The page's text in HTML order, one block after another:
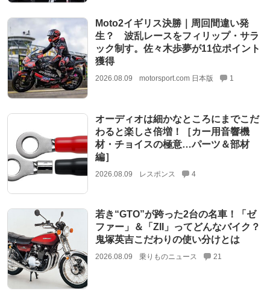
Moto2イギリス決勝｜周回間違い発
生？ 波乱レースをフィリップ・サラ
ック制す。佐々木歩夢が11位ポイント
獲得
2026.08.09 motorsport.com 日本版 1
オーディオは細かなところにまでこだ
わると楽しさ倍増！［カー用音響機
材・チョイスの極意…パーツ＆部材
編］
2026.08.09 レスポンス 4
若き“GTO”が跨った2台の名車！「ゼ
ファー」＆「ZII」ってどんなバイク？
鬼塚英吉こだわりの使い分けとは
2026.08.09 乗りものニュース 21